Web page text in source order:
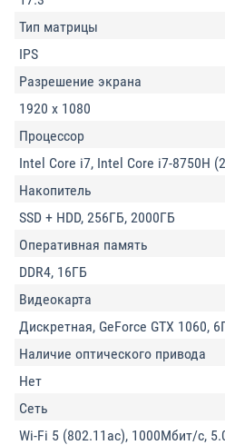
Тип матрицы
IPS
Разрешение экрана
1920 x 1080
Процессор
Intel Core i7, Intel Core i7-8750H
Накопитель
SSD + HDD, 256ГБ, 2000ГБ
Оперативная память
DDR4, 16ГБ
Видеокарта
Дискретная, GeForce GTX 1060,
Наличие оптического привода
Нет
Сеть
Wi-Fi 5 (802.11ac), 1000Мбит/с,